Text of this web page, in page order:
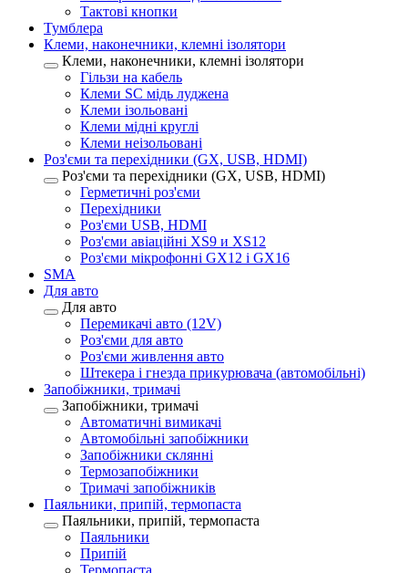
Тактові кнопки
Тумблера
Клеми, наконечники, клемні ізолятори
Клеми, наконечники, клемні ізолятори
Гільзи на кабель
Клеми SC мідь луджена
Клеми ізольовані
Клеми мідні круглі
Клеми неізольовані
Роз'єми та перехідники (GX, USB, HDMI)
Роз'єми та перехідники (GX, USB, HDMI)
Герметичні роз'єми
Перехідники
Роз'єми USB, HDMI
Роз'єми авіаційні XS9 и XS12
Роз'єми мікрофонні GX12 і GX16
SMA
Для авто
Для авто
Перемикачі авто (12V)
Роз'єми для авто
Роз'єми живлення авто
Штекера і гнезда прикурювача (автомобільні)
Запобіжники, тримачі
Запобіжники, тримачі
Автоматичні вимикачі
Автомобільні запобіжники
Запобіжники склянні
Термозапобіжники
Тримачі запобіжників
Паяльники, припій, термопаста
Паяльники, припій, термопаста
Паяльники
Припій
Термопаста